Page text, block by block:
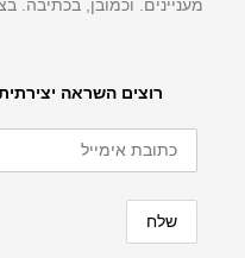
רוצים השראה
מעניינים. וכמובן, בכתיבה.